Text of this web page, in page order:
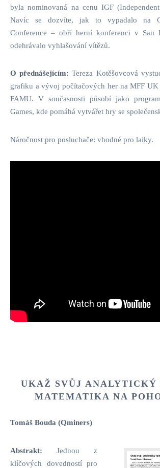
byla nominovaná na cenu IGF
Navíc se dozvíte, jak to vypadalo na
Conference – obří herní konferenci v San
odehrávalo vyhlašování vítězů.
O přednášejícím: Tereza Kotěšovcová
grafiku a vývoj počítačových her na MFF UK
FAMU. V současnosti působí jako
Games, kde pomáhá vytvářet hry se
Náročnost pro posluchače: vhodné pro laiky.
UKAŽ SVŮJ ANALYTICKÝ
MATEMATIKA NA
Tomáš Bouda (Qminers)
Abstrakt: Jednou z
klíčových dovedností pro